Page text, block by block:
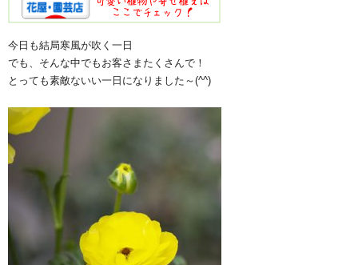
今日も結局寒風が吹く一日
でも、そんな中でもお客さまたくさんで！
とっても素敵ないい一日になりました～(^^)